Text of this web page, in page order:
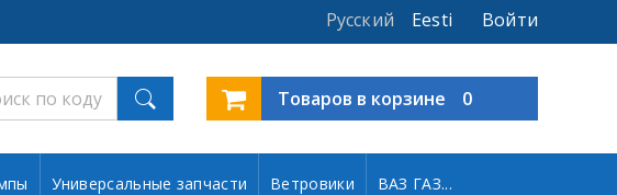
Войти
Eesti
Русский
Товаров в корзине 0
Универсальные запчасти Ветровики ВАЗ ГАЗ...